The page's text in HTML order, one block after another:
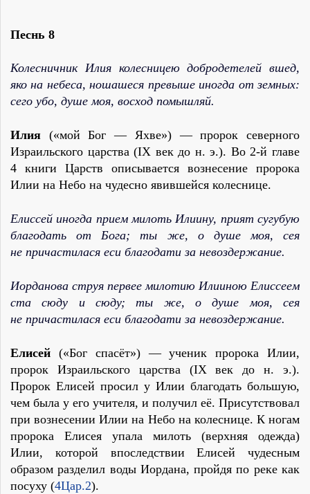
Песнь 8
Колесничник Илия колесницею добродетелей вшед,
яко на небеса, ношашеся превыше иногда от земных:
сего убо, душе моя, восход помышляй.
Илия («мой Бог — Яхве») — пророк северного
Израильского царства (IX век до н. э.). Во 2‑й главе
4 книги Царств описывается вознесение пророка
Илии на Небо на чудесно явившейся колеснице.
Елиссей иногда прием милоть Илиину, прият сугубую
благодать от Бога; ты же, о душе моя, сея
не причастилася еси благодати за невоздержание.
Иорданова струя первее милотию Илииною Елиссеем
ста сюду и сюду; ты же, о душе моя, сея
не причастилася еси благодати за невоздержание.
Елисей («Бог спасёт») — ученик пророка Илии,
пророк Израильского царства (IX век до н. э.).
Пророк Елисей просил у Илии благодать большую,
чем была у его учителя, и получил её. Присутствовал
при вознесении Илии на Небо на колеснице. К ногам
пророка Елисея упала милоть (верхняя одежда)
Илии, которой впоследствии Елисей чудесным
образом разделил воды Иордана, пройдя по реке как
посуху (4Цар.2).